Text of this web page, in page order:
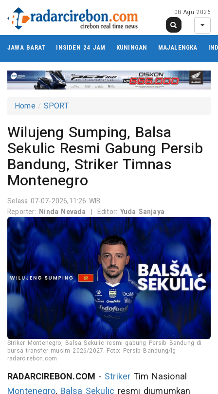
08 Agu 2026
JAWA BARAT INSIDEN 24 JAM KUNINGAN MAJALENGKA
Home SPORT
Wilujeng Sumping, Balsa
Sekulic Resmi Gabung Persib
Bandung, Striker Timnas
Montenegro
Selasa 07-07-2026,11:26 WIB
Reporter: Ninda Nevada | Editor: Yuda Sanjaya
Striker Montenegro, Balsa Sekulic resmi gabung Persib Bandung di
bursa transfer musim 2026/2027.-Foto: Persib Bandung/Ig-
radarcirebon.com
RADARCIREBON.COM - Striker Tim Nasional
Montenegro, Balsa Sekulic resmi diumumkan